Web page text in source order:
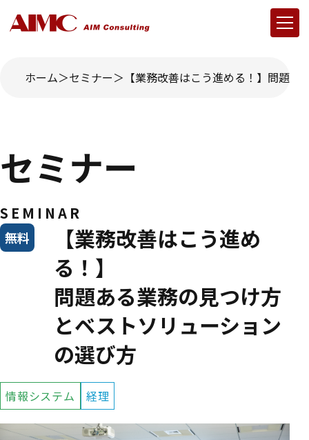
ホーム セミナー 【業務改善はこう進める！】問題
セミナー
SEMINAR
【業務改善はこう進め
る！】
問題ある業務の見つけ方
とベストソリューション
の選び方
無料
情報システム 経理